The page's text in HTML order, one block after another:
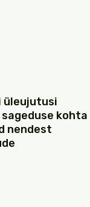
üleujutusi
kohta
nendest